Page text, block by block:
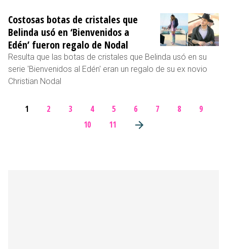
Costosas botas de cristales que
Belinda usó en ‘Bienvenidos a
Edén’ fueron regalo de Nodal
Resulta que las botas de cristales que Belinda usó en su
serie 'Bienvenidos al Edén' eran un regalo de su ex novio
Christian Nodal
1 2 3 4 5 6 7 8
9
10
11